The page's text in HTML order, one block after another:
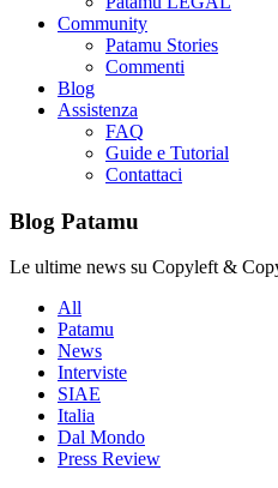
Community
Patamu Stories
Commenti
Blog
Assistenza
FAQ
Guide e Tutorial
Contattaci
Blog Patamu
Le ultime news su Copyleft &
All
Patamu
News
Interviste
SIAE
Italia
Dal Mondo
Press Review